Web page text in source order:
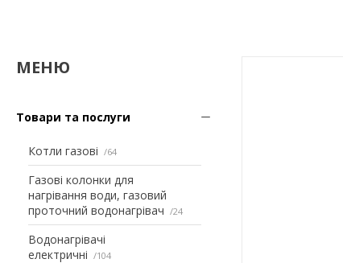
Товари та послуги
Котли газові 64
Газові колонки для
нагрівання води, газовий
проточний водонагрівач
24
Водонагрівачі
електричні
104